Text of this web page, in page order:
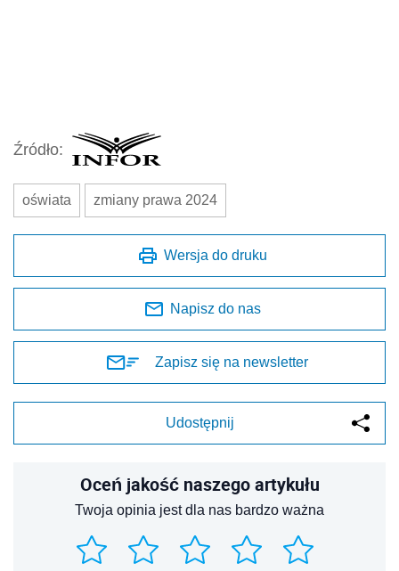
Źródło:
oświata zmiany prawa 2024
Wersja do druku
Napisz do nas
Zapisz się na newsletter
Udostępnij
Oceń jakość naszego artykułu
Twoja opinia jest dla nas bardzo ważna